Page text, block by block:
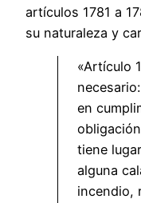
artículos 1781 a
su naturaleza y
«Artículo
en
tiene
alguna
incendio,